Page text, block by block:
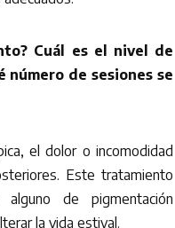
Cuál es el nivel de
de sesiones se
el dolor o incomodidad
Este tratamiento
de pigmentación
la vida estival.